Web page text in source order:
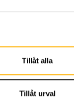
Tillåt alla
Tillåt urval
Herr 66
D104 Herr D108
Herr XL